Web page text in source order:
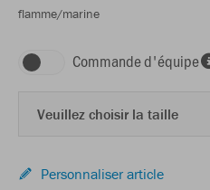
flamme/marine
Commande d'équipe
Veuillez choisir la taille
Personnaliser article